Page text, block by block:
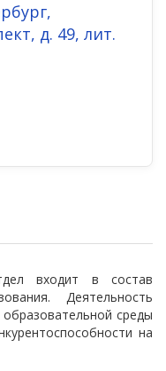
д. 49, лит.
входит в состав
Деятельность
среды
на